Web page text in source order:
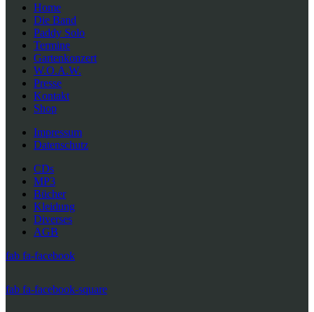
Home
Die Band
Paddy Solo
Termine
Gartenkonzert
W.O.A.W.
Presse
Kontakt
Shop
Impressum
Datenschutz
CDs
MP3
Bücher
Kleidung
Diverses
AGB
fab fa-facebook
fab fa-facebook-square